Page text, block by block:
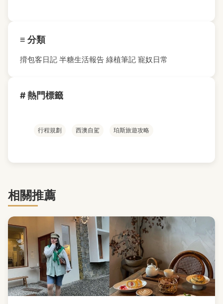
≡ 分類
揹包客日記 半糖生活報告 綠植筆記 寵奴日常
# 熱門標籤
行程規劃 西澳自駕 珀斯旅遊攻略
相關推薦